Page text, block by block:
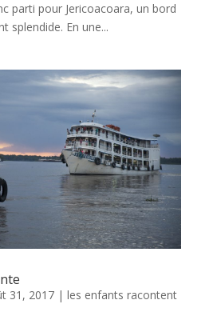
parti pour Jericoacoara, un bord
splendide. En une...
31, 2017| les enfants racontent